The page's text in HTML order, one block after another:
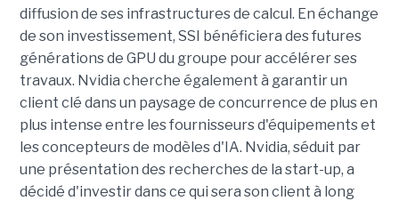
diffusion de ses infrastructures de calcul. En échange
de son investissement, SSI bénéficiera des futures
générations de GPU du groupe pour accélérer ses
travaux. Nvidia cherche également à garantir un
client clé dans un paysage de concurrence de plus en
plus intense entre les fournisseurs d'équipements et
les concepteurs de modèles d'IA. Nvidia, séduit par
une présentation des recherches de la start-up, a
décidé d'investir dans ce qui sera son client à long